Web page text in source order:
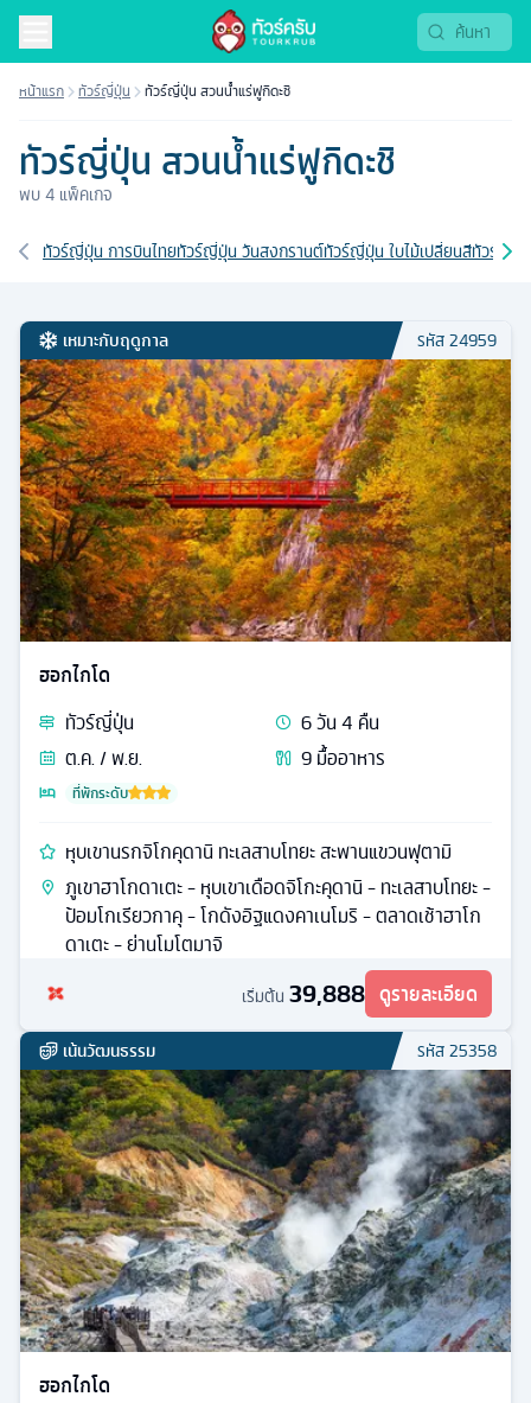
หน้าแรก ทัวร์ญี่ปุ่น ทัวร์ญี่ปุ่น สวนน้ำแร่ฟูกิดะชิ
ทัวร์ญี่ปุ่น สวนน้ำแร่ฟูกิดะชิ
พบ4 แพ็คเกจ
เส้นทางที่เกี่ยวข้อง
ทัวร์ญี่ปุ่น การบินไทยทัวร์ญี่ปุ่น วันสงกรานต์ทัวร์ญี่ปุ่น ใบไม้เปลี่ยนสีทัวร์ญี่ปุ่
เหมาะกับฤดูกาล รหัส24959
ฮอกไกโด
ทัวร์ญี่ปุ่น 6วัน4 คืน
ต.ค. / พ.ย.
9มื้ออาหาร
ที่พักระดับ
หุบเขานรกจิโกคุดานิ ทะเลสาบโทยะ สะพานแขวนฟุตามิ
ภูเขาฮาโกดาเตะ - หุบเขาเดือดจิโกะคุดานิ - ทะเลสาบโทยะ -
ป้อมโกเรียวกาคุ - โกดังอิฐแดงคาเนโมริ - ตลาดเช้าฮาโก
ดาเตะ - ย่านโมโตมาจิ
เริ่มต้น 39,888 ดูรายละเอียด
เน้นวัฒนธรรม รหัส25358
ฮอกไกโด